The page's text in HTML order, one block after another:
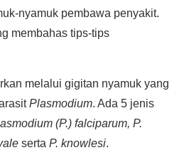
nyamuk pembawa penyakit.
membahas tips-tips
melalui gigitan nyamuk yang
Plasmodium. Ada 5 jenis
(P.) falciparum, P.
serta P. knowlesi.